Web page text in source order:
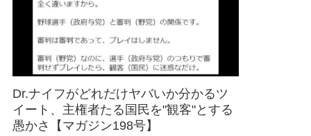
Dr.ナイフがどれだけヤバいか分かるツ
イート、主権者たる国民を"観客"とする
愚かさ【マガジン198号】